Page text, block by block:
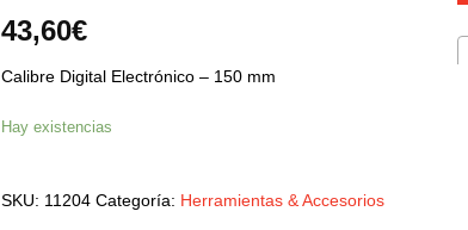
43,60€
Calibre Digital Electrónico – 150 mm
Hay existencias
SKU: 11204 Categoría: Herramientas & Accesorios